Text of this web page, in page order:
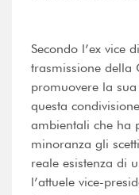
Secondo l’ex vice
trasmissione della
promuovere la
questa
ambientali che ha
minoranza gli
reale esistenza di
l’attuele vice-